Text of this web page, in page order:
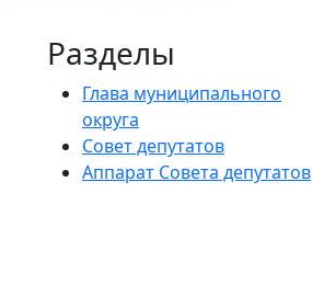
Разделы
Глава муниципального
округа
Совет депутатов
Аппарат Совета депутатов